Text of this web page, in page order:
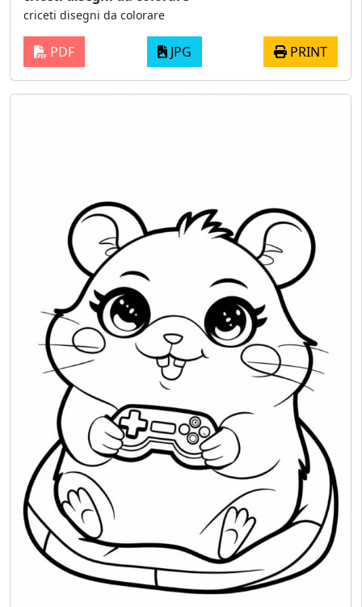
criceti disegni da colorare
PDF JPG PRINT